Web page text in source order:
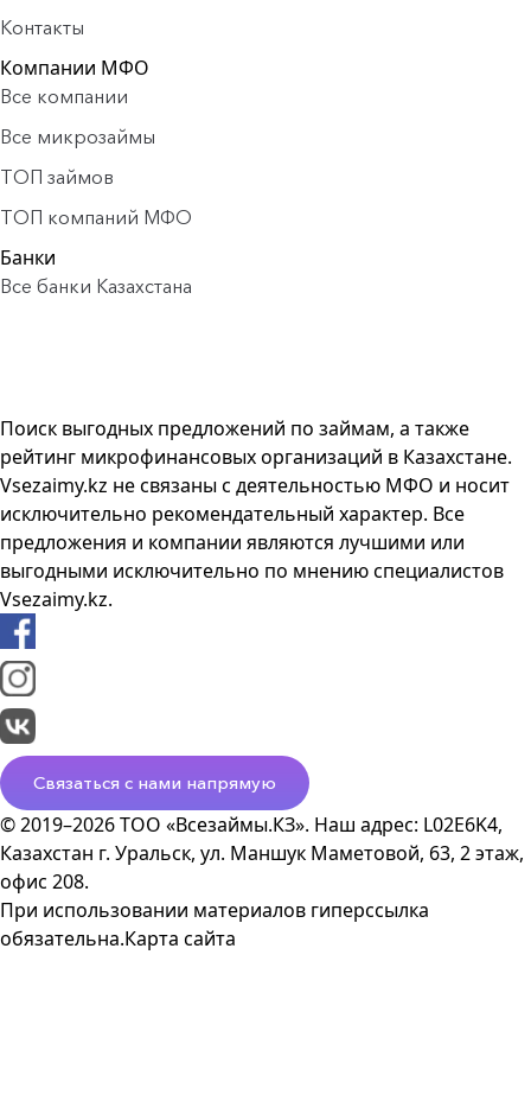
Контакты
Компании МФО
Все компании
Все микрозаймы
ТОП займов
ТОП компаний МФО
Банки
Все банки Казахстана
Поиск выгодных предложений по займам, а также
рейтинг микрофинансовых организаций в Казахстане.
Vsezaimy.kz не связаны с деятельностью МФО и носит
исключительно рекомендательный характер. Все
предложения и компании являются лучшими или
выгодными исключительно по мнению специалистов
Vsezaimy.kz.
Связаться с нами напрямую
© 2019–2026 ТОО «Всезаймы.КЗ». Наш адрес: L02E6K4,
Казахстан г. Уральск, ул. Маншук Маметовой, 63, 2 этаж,
офис 208.
При использовании материалов гиперссылка
обязательна.Карта сайта